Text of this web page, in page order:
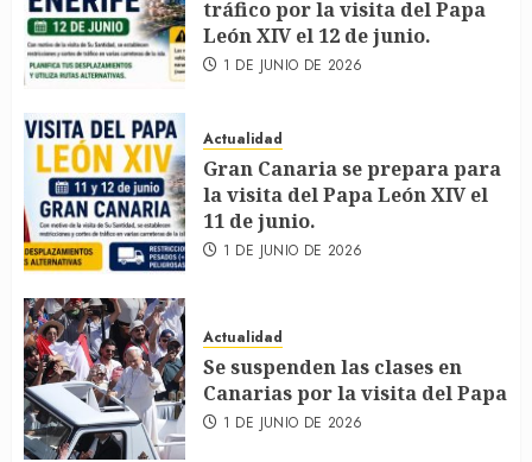
tráfico por la visita del Papa
León XIV el 12 de junio.
1 DE JUNIO DE 2026
Actualidad
Gran Canaria se prepara para
la visita del Papa León XIV el
11 de junio.
1 DE JUNIO DE 2026
Actualidad
Se suspenden las clases en
Canarias por la visita del Papa
1 DE JUNIO DE 2026